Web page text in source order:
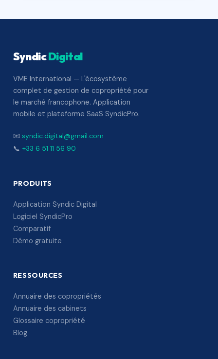
SyndicDigital
VME International — L'écosystème
complet de gestion de copropriété pour
le marché francophone. Application
mobile et plateforme SaaS SyndicPro.
📧 syndic.digital@gmail.com
📞 +33 6 51 11 56 90
PRODUITS
Application Syndic Digital
Logiciel SyndicPro
Comparatif
Démo gratuite
RESSOURCES
Annuaire des copropriétés
Annuaire des cabinets
Glossaire copropriété
Blog